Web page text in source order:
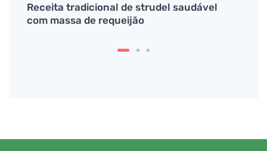
Receita tradicional de strudel saudável
com massa de requeijão